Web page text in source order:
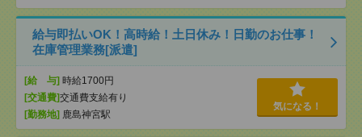
給与即払いOK！高時給！土日休み！日勤のお仕事！
在庫管理業務[派遣]
[給 与] 時給1700円
[交通費]交通費支給有り
[勤務地] 鹿島神宮駅
気になる！